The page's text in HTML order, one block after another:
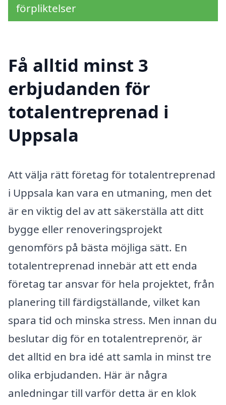
förpliktelser
Få alltid minst 3
erbjudanden för
totalentreprenad i
Uppsala
Att välja rätt företag för totalentreprenad
i Uppsala kan vara en utmaning, men det
är en viktig del av att säkerställa att ditt
bygge eller renoveringsprojekt
genomförs på bästa möjliga sätt. En
totalentreprenad innebär att ett enda
företag tar ansvar för hela projektet, från
planering till färdigställande, vilket kan
spara tid och minska stress. Men innan du
beslutar dig för en totalentreprenör, är
det alltid en bra idé att samla in minst tre
olika erbjudanden. Här är några
anledningar till varför detta är en klok